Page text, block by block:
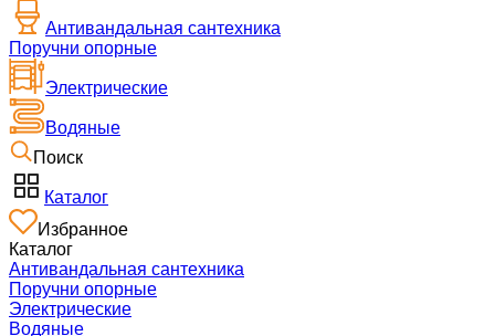
Антивандальная сантехника
Поручни опорные
Электрические
Водяные
Поиск
Каталог
Избранное
Каталог
Антивандальная сантехника
Поручни опорные
Электрические
Водяные